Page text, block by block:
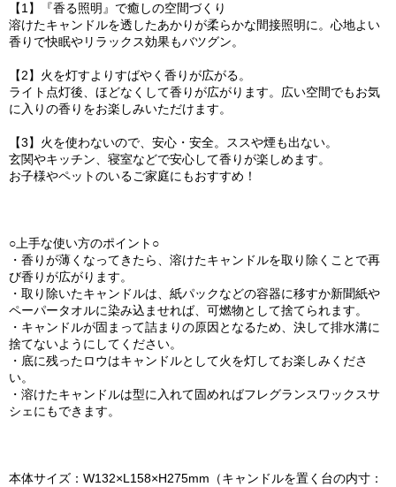
【1】『香る照明』で癒しの空間づくり
溶けたキャンドルを透したあかりが柔らかな間接照明に。心地よい
香りで快眠やリラックス効果もバツグン。
【2】火を灯すよりすばやく香りが広がる。
ライト点灯後、ほどなくして香りが広がります。広い空間でもお気
に入りの香りをお楽しみいただけます。
【3】火を使わないので、安心・安全。ススや煙も出ない。
玄関やキッチン、寝室などで安心して香りが楽しめます。
お子様やペットのいるご家庭にもおすすめ！
○上手な使い方のポイント○
・香りが薄くなってきたら、溶けたキャンドルを取り除くことで再
び香りが広がります。
・取り除いたキャンドルは、紙パックなどの容器に移すか新聞紙や
ペーパータオルに染み込ませれば、可燃物として捨てられます。
・キャンドルが固まって詰まりの原因となるため、決して排水溝に
捨てないようにしてください。
・底に残ったロウはキャンドルとして火を灯してお楽しみくださ
い。
・溶けたキャンドルは型に入れて固めればフレグランスワックスサ
シェにもできます。
本体サイズ：W132×L158×H275mm（キャンドルを置く台の内寸：